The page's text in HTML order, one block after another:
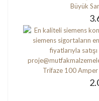
Büyük
Trifaze 100